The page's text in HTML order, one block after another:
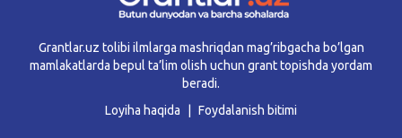
Grantlar.uz tolibi ilmlarga mashriqdan mag’ribgacha bo’lgan
mamlakatlarda bepul ta’lim olish uchun grant topishda yordam
beradi.
Loyiha haqida
Foydalanish bitimi